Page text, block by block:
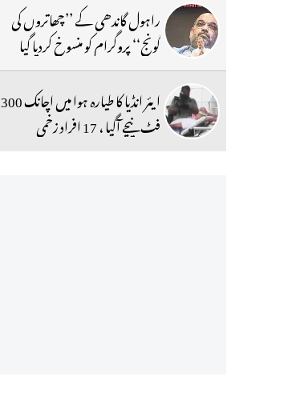
راہول گاندھی کے ’’چھاتروں کی
گونج‘‘ پروگرام کو منسوخ کردیا گیا
ایئر انڈیا کا طیارہ ہوا میں اچانک 300
فٹ نیچے آگیا ، 17 افراد زخمی